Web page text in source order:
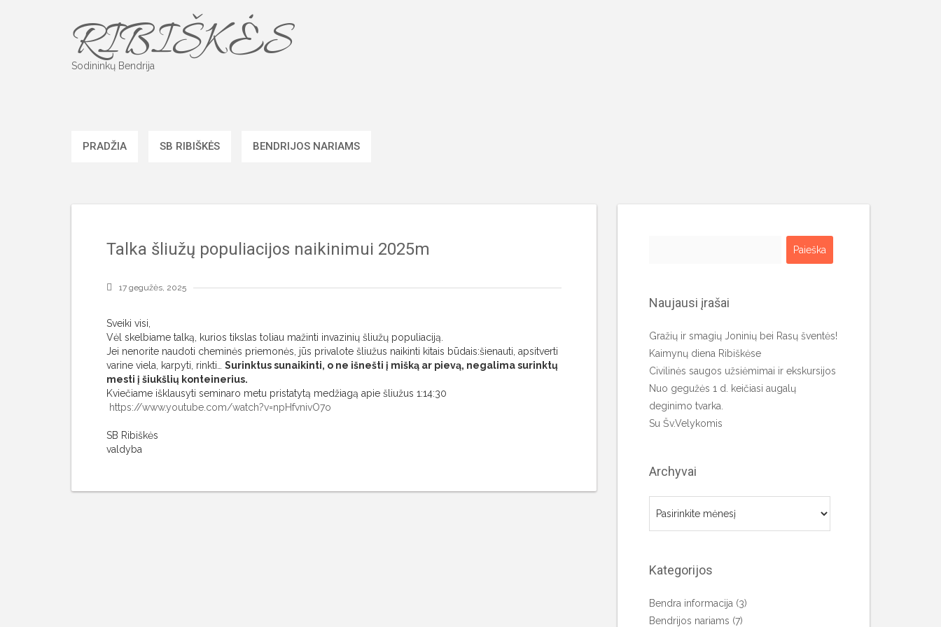
RIBIŠKĖS
Sodininkų Bendrija
PRADŽIA SB RIBIŠKĖS BENDRIJOS NARIAMS
Talka šliužų populiacijos naikinimui 2025m
17 gegužės, 2025
Sveiki visi,
Vėl skelbiame talką, kurios tikslas toliau mažinti invazinių šliužų populiaciją.
Jei nenorite naudoti cheminės priemonės, jūs privalote šliužus naikinti kitais būdais:šienauti, apsitverti
varine viela, karpyti, rinkti… Surinktus sunaikinti, o ne išnešti į mišką ar pievą, negalima surinktų
mesti į šiukšlių konteinerius.
Kviečiame išklausyti seminaro metu pristatytą medžiagą apie šliužus 1:14:30
https://www.youtube.com/watch?v=npHfvnivO7o
SB Ribiškės
valdyba
Naujausi įrašai
Gražių ir smagių Joninių bei Rasų šventės!
Kaimynų diena Ribiškėse
Civilinės saugos užsiėmimai ir ekskursijos
Nuo gegužės 1 d. keičiasi augalų
deginimo tvarka.
Su Šv.Velykomis
Archyvai
Kategorijos
Bendra informacija (3)
Bendrijos nariams (7)